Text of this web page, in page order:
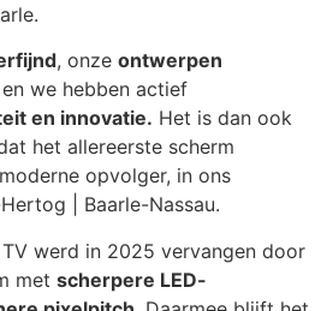
, onze ontwerpen
we hebben actief
en innovatie. Het is dan ook
het allereerste scherm
opvolger, in ons
| Baarle-Nassau.
werd in 2025 vervangen door
met scherpere LED-